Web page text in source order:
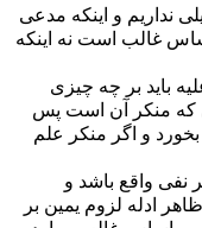
نداریم و اینکه مدعی
غالب است نه اینکه
باید بر چه چیزی
که منکر آن است پس
و اگر منکر علم
واقع باشد و
ادله لزوم یمین بر